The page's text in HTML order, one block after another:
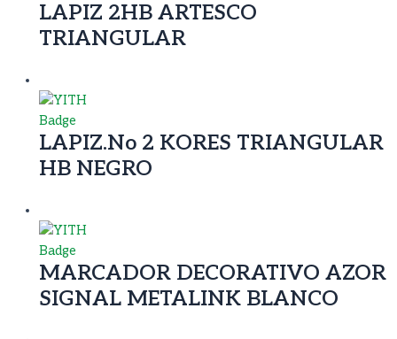
LAPIZ 2HB ARTESCO
TRIANGULAR
LAPIZ.No 2 KORES TRIANGULAR
HB NEGRO
MARCADOR DECORATIVO AZOR
SIGNAL METALINK BLANCO